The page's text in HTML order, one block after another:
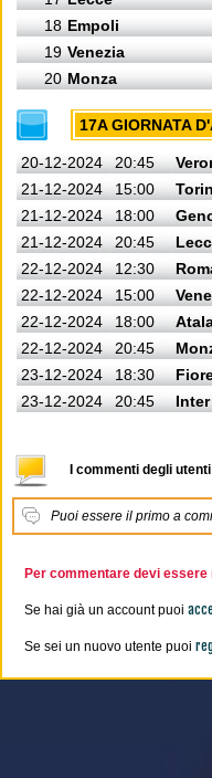
18 Empoli
19 Venezia
20 Monza
17A GIORNATA
20-12-2024 20:45
21-12-2024
15:00
21-12-2024
18:00
21-12-2024
20:45
22-12-2024
12:30
22-12-2024
15:00
22-12-2024
18:00
22-12-2024
20:45
23-12-2024
18:30
23-12-2024
20:45 Inter
I commenti degli utenti
Puoi essere il primo a
Per commentare devi
Se hai già un account puoi
Se sei un nuovo utente puoi